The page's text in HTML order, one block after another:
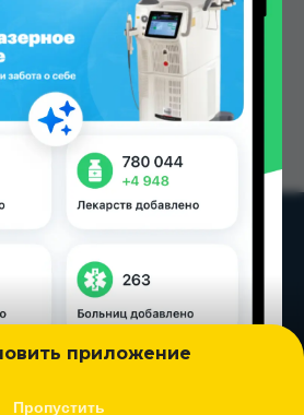
приложение
Пропустить